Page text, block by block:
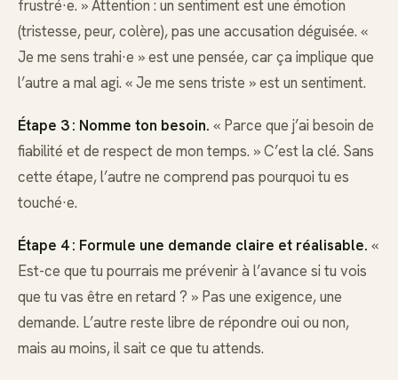
frustré·e. » Attention : un sentiment est une émotion
(tristesse, peur, colère), pas une accusation déguisée. «
Je me sens trahi·e » est une pensée, car ça implique que
l’autre a mal agi. « Je me sens triste » est un sentiment.
Étape 3 : Nomme ton besoin. « Parce que j’ai besoin de
fiabilité et de respect de mon temps. » C’est la clé. Sans
cette étape, l’autre ne comprend pas pourquoi tu es
touché·e.
Étape 4 : Formule une demande claire et réalisable. «
Est-ce que tu pourrais me prévenir à l’avance si tu vois
que tu vas être en retard ? » Pas une exigence, une
demande. L’autre reste libre de répondre oui ou non,
mais au moins, il sait ce que tu attends.